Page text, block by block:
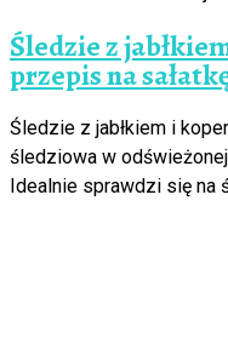
Śledzie z
przepis na
Śledzie z jabłkiem i
śledziowa w
Idealnie sprawdzi się na